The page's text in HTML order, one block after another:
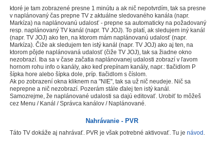
ktoré je tam zobrazené presne 1 minútu a ak nič nepotvrdím, tak sa presne
v naplánovaný čas prepne TV z aktuálne sledovaného kanála (napr.
Markíza) na naplánovanú udalosť - prepne sa automaticky na požadovaný
resp. naplánovaný TV kanál (napr. TV JOJ). To platí, ak sledujem iný kanál
(napr. TV JOJ) ako ten, na ktorom mám naplánovanú udalosť (napr.
Markíza). Čiže ak sledujem ten istý kanál (napr. TV JOJ) ako aj ten, na
ktorom pôjde naplánovaná udalosť (čiže TV JOJ), tak sa žiadne okno
nezobrazí. Iba sa v čase začatia naplánovanej udalosti zobrazí v ľavom
hornom rohu info o kanály, ako keď prepínam kanály, napr.: tlačidlom P
šípka hore alebo šípka dole, príp. tlačidlom s číslom.
Ak po zobrazení okna kliknem na "NIE", tak sa už nič neudeje. Nič sa
neprepne a nič nezobrazí. Pozerám stále ďalej ten istý kanál.
Samozrejme, že naplánované udalosti sa dajú editovať. Urobiť to môžeš
cez Menu / Kanál / Správca kanálov / Naplánované.
Nahrávanie - PVR
Táto TV dokáže aj nahrávať. PVR je však potrebné aktivovať. Tu je návod